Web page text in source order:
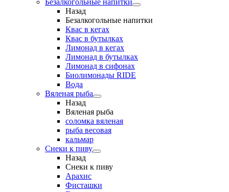
Безалкогольные напитки
Назад
Безалкогольные напитки
Квас в кегах
Квас в бутылках
Лимонад в кегах
Лимонад в бутылках
Лимонад в сифонах
Биолимонады RIDE
Вода
Вяленая рыба
Назад
Вяленая рыба
соломка вяленая
рыба весовая
кальмар
Снеки к пиву
Назад
Снеки к пиву
Арахис
Фисташки